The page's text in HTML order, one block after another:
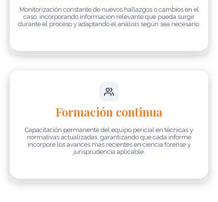
Monitorización constante de nuevos hallazgos o cambios en el
caso, incorporando información relevante que pueda surgir
durante el proceso y adaptando el análisis según sea necesario.
Formación continua
Capacitación permanente del equipo pericial en técnicas y
normativas actualizadas, garantizando que cada informe
incorpore los avances más recientes en ciencia forense y
jurisprudencia aplicable.